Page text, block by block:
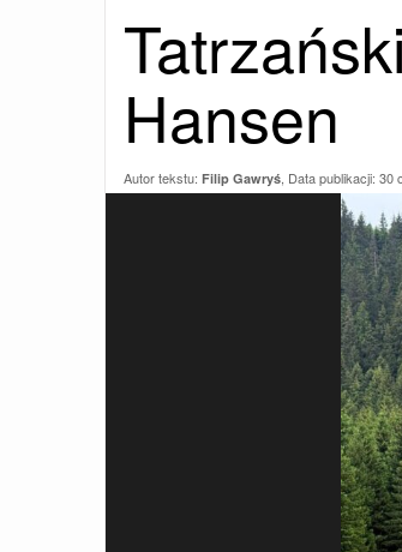
Hansen
Autor tekstu: Filip Gawryś, Data publikacji: 30